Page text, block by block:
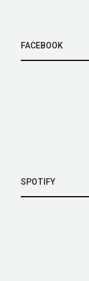
FACEBOOK
SPOTIFY